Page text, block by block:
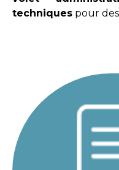
techniques pour